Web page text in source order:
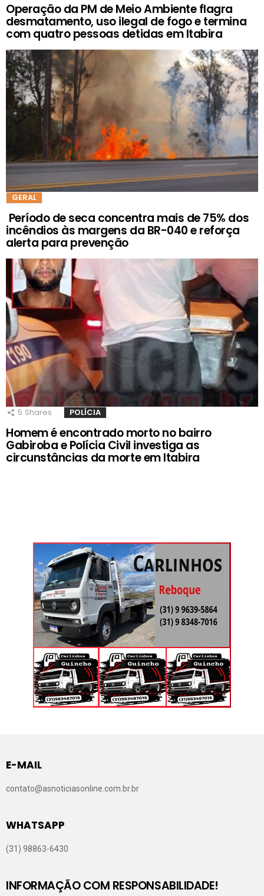
Operação da PM de Meio Ambiente flagra
desmatamento, uso ilegal de fogo e termina
com quatro pessoas detidas em Itabira
GERAL
Período de seca concentra mais de 75% dos
incêndios às margens da BR-040 e reforça
alerta para prevenção
5 Shares POLÍCIA
Homem é encontrado morto no bairro
Gabiroba e Polícia Civil investiga as
circunstâncias da morte em Itabira
E-MAIL
contato@asnoticiasonline.com.br.br
WHATSAPP
(31) 98863-6430
INFORMAÇÃO COM RESPONSABILIDADE!